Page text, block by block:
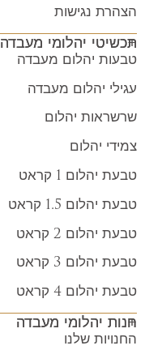
הצהרת נגישות
תכשיטי יהלומי מעבדה
טבעות יהלום מעבדה
עגילי יהלום מעבדה
שרשראות יהלום
צמידי יהלום
טבעת יהלום 1 קראט
טבעת יהלום 1.5 קראט
טבעת יהלום 2 קראט
טבעת יהלום 3 קראט
טבעת יהלום 4 קראט
חנות יהלומי מעבדה
החנויות שלנו